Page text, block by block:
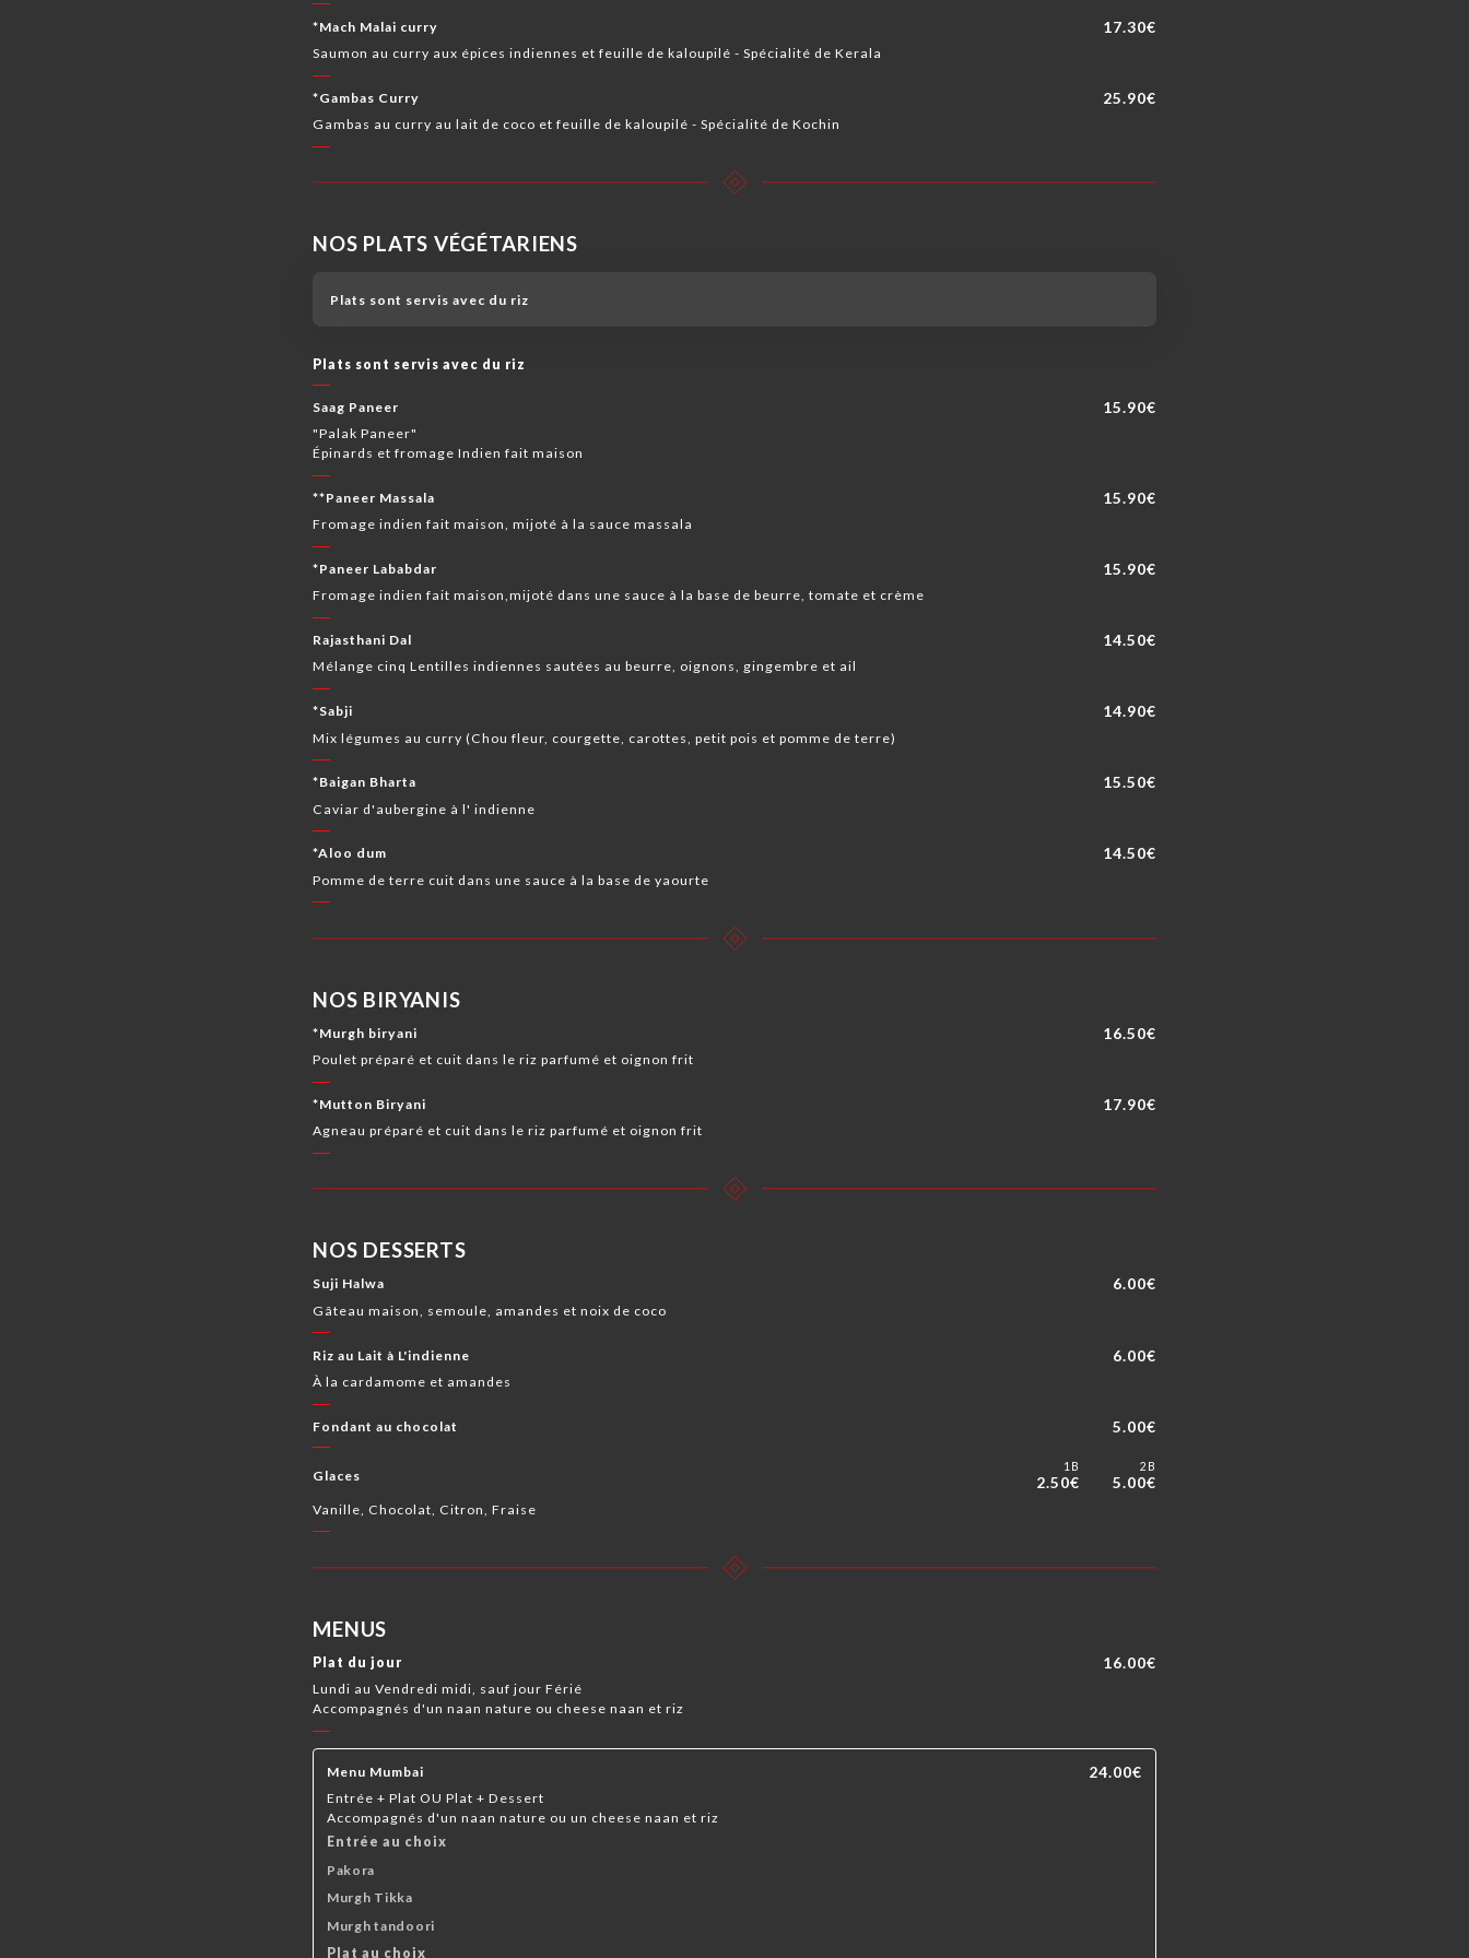
*Mach Malai curry 17.30€
Saumon au curry aux épices indiennes et feuille de kaloupilé ️- Spécialité de Kerala
*Gambas Curry 25.90€
Gambas au curry au lait de coco et feuille de kaloupilé ️- Spécialité de Kochin
NOS PLATS VÉGÉTARIENS
Plats sont servis avec du riz
Plats sont servis avec du riz
Saag Paneer 15.90€
"Palak Paneer"
Épinards et fromage Indien fait maison
**Paneer Massala 15.90€
Fromage indien fait maison, mijoté à la sauce massala
*Paneer Lababdar 15.90€
Fromage indien fait maison,mijoté dans une sauce à la base de beurre, tomate et crème
Rajasthani Dal 14.50€
Mélange cinq Lentilles indiennes sautées au beurre, oignons, gingembre et ail
*Sabji 14.90€
Mix légumes au curry (Chou fleur, courgette, carottes, petit pois et pomme de terre) ️
*Baigan Bharta 15.50€
Caviar d'aubergine à l' indienne
*Aloo dum 14.50€
Pomme de terre cuit dans une sauce à la base de yaourte
NOS BIRYANIS
*Murgh biryani 16.50€
Poulet préparé et cuit dans le riz parfumé et oignon frit ️
*Mutton Biryani 17.90€
Agneau préparé et cuit dans le riz parfumé et oignon frit
NOS DESSERTS
Suji Halwa 6.00€
Gâteau maison, semoule, amandes et noix de coco
Riz au Lait à L'indienne 6.00€
À la cardamome et amandes
Fondant au chocolat 5.00€
Glaces
1B
2.50€
2B
5.00€
Vanille, Chocolat, Citron, Fraise
MENUS
Plat du jour 16.00€
Lundi au Vendredi midi, sauf jour Férié
Accompagnés d'un naan nature ou cheese naan et riz
Menu Mumbai 24.00€
Entrée + Plat OU Plat + Dessert
Accompagnés d'un naan nature ou un cheese naan et riz
Entrée au choix
Pakora
Murgh Tikka
Murgh tandoori
Plat au choix